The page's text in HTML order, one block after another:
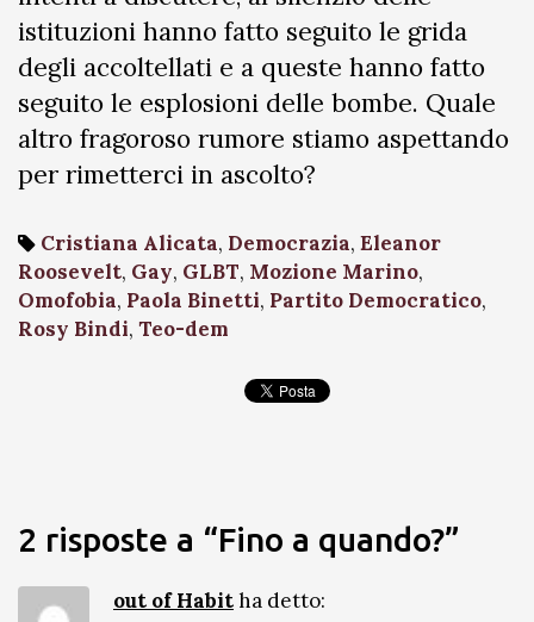
istituzioni hanno fatto seguito le grida
degli accoltellati e a queste hanno fatto
seguito le esplosioni delle bombe. Quale
altro fragoroso rumore stiamo aspettando
per rimetterci in ascolto?
Cristiana Alicata, Democrazia, Eleanor
Roosevelt, Gay, GLBT, Mozione Marino,
Omofobia, Paola Binetti, Partito Democratico,
Rosy Bindi, Teo-dem
2 risposte a “Fino a quando?”
out of Habitha detto: